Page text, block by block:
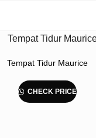
Tempat Tidur Maurice
CHECK PRICE